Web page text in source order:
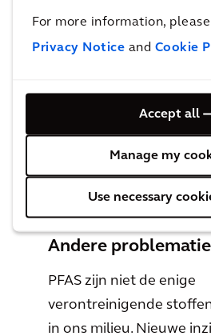
For more information,
Privacy Notice and Cookie
Accept all
Manage my
Use necessary
Karen
Expert
Andere
PFAS zijn niet de enige
verontreinigende
in ons milieu. Nieuwe